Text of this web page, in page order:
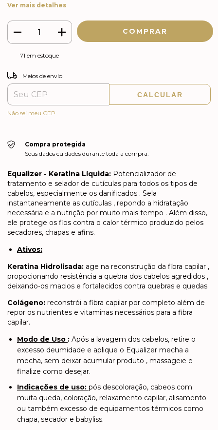
Ver mais detalhes
71 em estoque
Entregas para o CEP:
Meios de envio
CALCULAR
Não sei meu CEP
Compra protegida
Seus dados cuidados durante toda a compra.
Equalizer - Keratina Líquida: Potencializador de
tratamento e selador de cutículas para todos os tipos de
cabelos, especialmente os danificados . Sela
instantaneamente as cutículas , repondo a hidratação
necessária e a nutrição por muito mais tempo . Além disso,
ele protege os fios contra o calor térmico produzido pelos
secadores, chapas e afins.
Ativos:
Keratina Hidrolisada: age na reconstrução da fibra capilar ,
propocionando resistência a quebra dos cabelos agredidos ,
deixando-os macios e fortalecidos contra quebras e quedas
Colágeno: reconstrói a fibra capilar por completo além de
repor os nutrientes e vitaminas necessários para a fibra
capilar.
Modo de Uso : Após a lavagem dos cabelos, retire o
excesso deumidade e aplique o Equalizer mecha a
mecha, sem deixar acumular produto , massageie e
finalize como desejar.
Indicações de uso: pós descoloração, cabeos com
muita queda, coloração, relaxamento capilar, alisamento
ou também excesso de equipamentos térmicos como
chapa, secador e babyliss.